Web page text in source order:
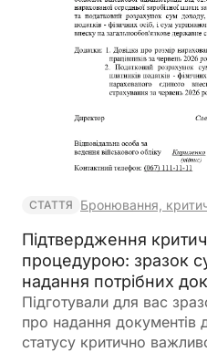
СТАТТЯ Бронювання,
Підтвердження
процедурою: зразок
надання потрібних
Підготували для вас
про надання документів
статусу критично